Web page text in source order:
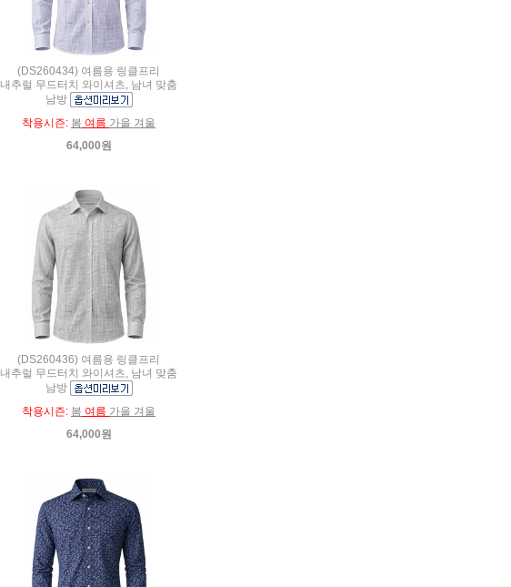
(DS260434) 여름용 링클프리
내추럴 무드터치 와이셔츠, 남녀 맞춤
남방
착용시즌: 봄 여름 가을 겨울
64,000원
(DS260436) 여름용 링클프리
내추럴 무드터치 와이셔츠, 남녀 맞춤
남방
착용시즌: 봄 여름 가을 겨울
64,000원